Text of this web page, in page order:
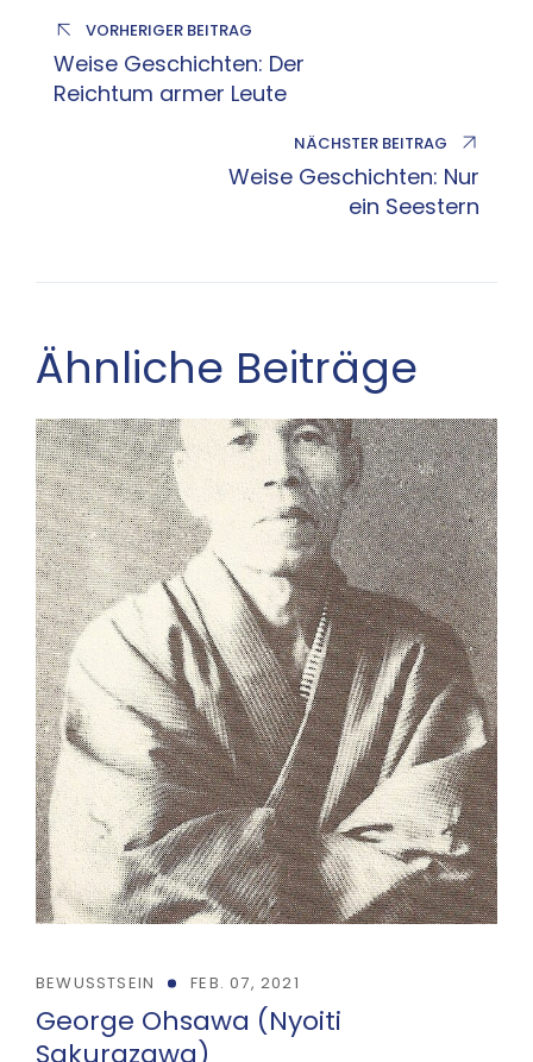
VORHERIGER BEITRAG
Weise Geschichten: Der
Reichtum armer Leute
NÄCHSTER BEITRAG
Weise Geschichten: Nur
ein Seestern
Ähnliche Beiträge
BEWUSSTSEIN FEB. 07, 2021
George Ohsawa (Nyoiti
Sakurazawa)